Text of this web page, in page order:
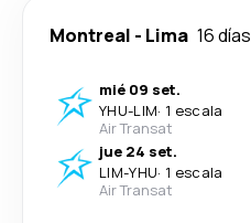
Montreal - Lima 16 días
mié 09 set.
YHU-LIM· 1 escala
Air Transat
jue 24 set.
LIM-YHU· 1 escala
Air Transat